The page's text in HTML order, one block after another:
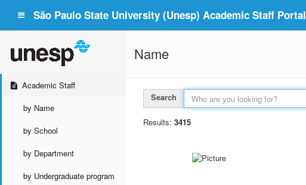
São Paulo State University (Unesp) Academic Staff Portal
Academic Staff
by Name
by School
by Department
by Undergraduate program
Name
Search
Results: 3415